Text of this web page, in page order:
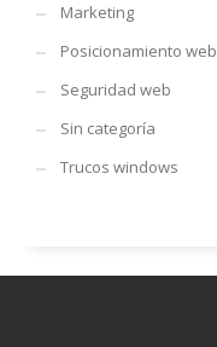
Marketing
Posicionamiento web
Seguridad web
Sin categoría
Trucos windows